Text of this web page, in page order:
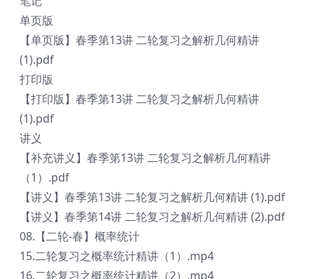
单页版
【单页版】春季第13讲 二轮复习之解析几何精讲
(1).pdf
打印版
【打印版】春季第13讲 二轮复习之解析几何精讲
(1).pdf
讲义
【补充讲义】春季第13讲 二轮复习之解析几何精讲
（1）.pdf
【讲义】春季第13讲 二轮复习之解析几何精讲 (1).pdf
【讲义】春季第14讲 二轮复习之解析几何精讲 (2).pdf
08.【二轮-春】概率统计
15.二轮复习之概率统计精讲（1）.mp4
16.二轮复习之概率统计精讲（2）.mp4